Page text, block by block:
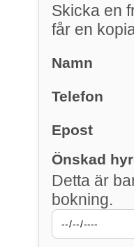
Skicka en
får en
Namn
Telefon
Epost
Önskad
Detta är
bokning.